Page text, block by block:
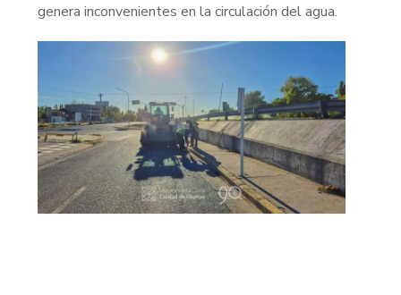
genera inconvenientes en la circulación del agua.